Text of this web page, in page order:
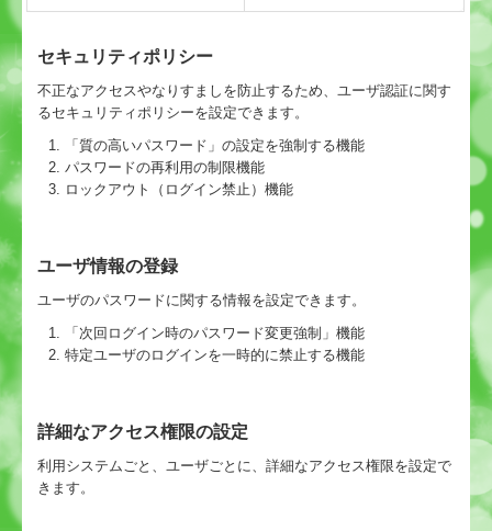
セキュリティポリシー
不正なアクセスやなりすましを防止するため、ユーザ認証に関す
るセキュリティポリシーを設定できます。
「質の高いパスワード」の設定を強制する機能
パスワードの再利用の制限機能
ロックアウト（ログイン禁止）機能
ユーザ情報の登録
ユーザのパスワードに関する情報を設定できます。
「次回ログイン時のパスワード変更強制」機能
特定ユーザのログインを一時的に禁止する機能
詳細なアクセス権限の設定
利用システムごと、ユーザごとに、詳細なアクセス権限を設定で
きます。